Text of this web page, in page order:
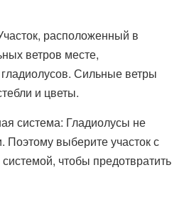
расположенный в
ветров месте,
Сильные ветры
и цветы.
система: Гладиолусы не
Поэтому выберите участок с
чтобы предотвратить